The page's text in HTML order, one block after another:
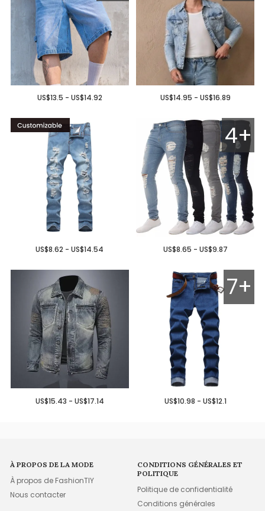
US$13.5 - US$14.92 US$14.95 - US$16.89
US$8.62 - US$14.54
4+
US$8.65 - US$9.87
US$15.43 - US$17.14
7+
US$10.98 - US$12.1
À PROPOS DE LA MODE
À propos de FashionTIY
Nous contacter
CONDITIONS GÉNÉRALES ET
POLITIQUE
Politique de confidentialité
Conditions générales